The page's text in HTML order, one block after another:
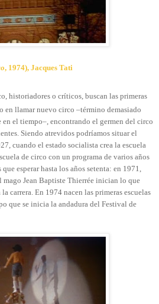
, 1974), Jacques Tati
historiadores o críticos, buscan las primeras
en llamar nuevo circo –término demasiado
en el tiempo–, encontrando el germen del circo
Siendo atrevidos podríamos situar el
cuando el estado socialista crea la escuela
de circo con un programa de varios años
esperar hasta los años setenta: en 1971,
Jean Baptiste Thierrée inician lo que
carrera. En 1974 nacen las primeras escuelas
que se inicia la andadura del Festival de